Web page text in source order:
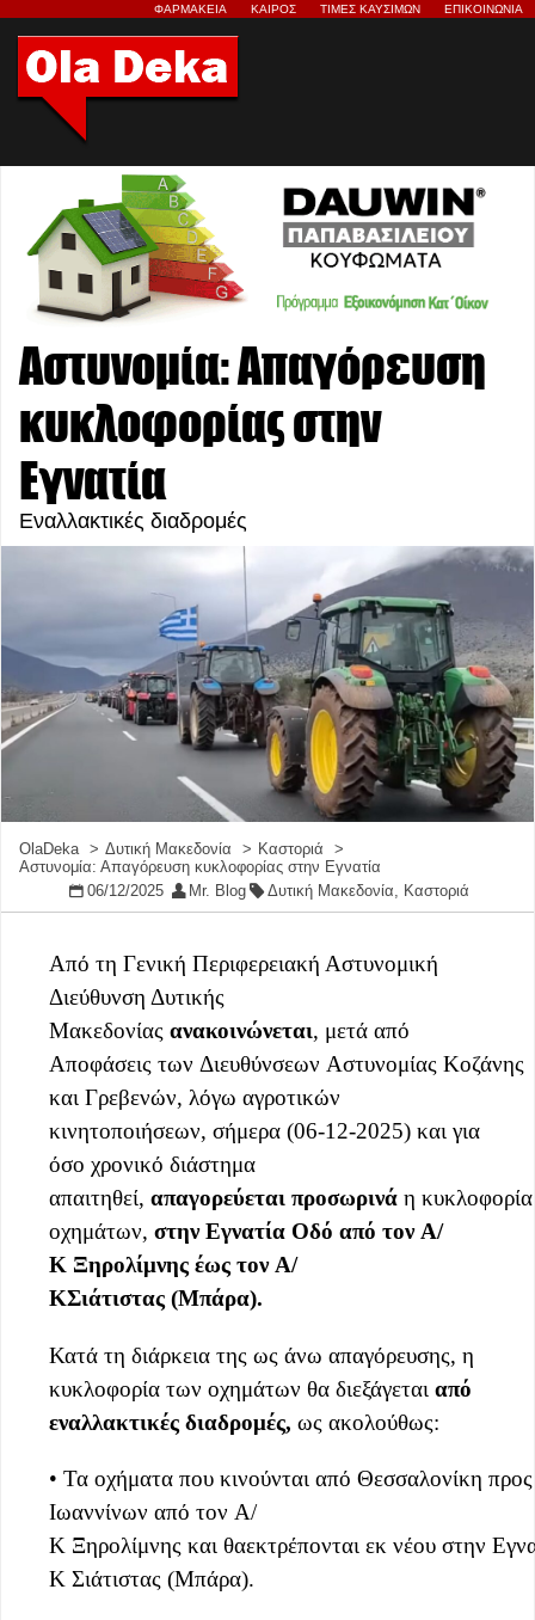
ΦΑΡΜΑΚΕΙΑ ΚΑΙΡΟΣ ΤΙΜΕΣ ΚΑΥΣΙΜΩΝ ΕΠΙΚΟΙΝΩΝΙΑ
Αστυνομία: Απαγόρευση
κυκλοφορίας στην
Εγνατία
Εναλλακτικές διαδρομές
OlaDeka Δυτική Μακεδονία
Καστοριά
Αστυνομία: Απαγόρευση κυκλοφορίας στην Εγνατία
06/12/2025
Mr. Blog Δυτική Μακεδονία, Καστοριά
Από τη Γενική Περιφερειακή Αστυνομική
Διεύθυνση Δυτικής
Μακεδονίας ανακοινώνεται, μετά από
Αποφάσεις των Διευθύνσεων Αστυνομίας Κοζάνης
και Γρεβενών, λόγω αγροτικών
κινητοποιήσεων, σήμερα (06-12-2025) και για
όσο χρονικό διάστημα
απαιτηθεί, απαγορεύεται προσωρινά η
οχημάτων, στην Εγνατία Οδό από τον Α/
Κ Ξηρολίμνης έως τον Α/
ΚΣιάτιστας (Μπάρα).
Κατά τη διάρκεια της ως άνω απαγόρευσης, η
κυκλοφορία των οχημάτων θα διεξάγεται από
εναλλακτικές διαδρομές, ως ακολούθως:
• Τα οχήματα που κινούνται από Θεσσαλονίκη
Ιωαννίνων από τον Α/
Κ Ξηρολίμνης και θαεκτρέπονται εκ νέου στην
Κ Σιάτιστας (Μπάρα).